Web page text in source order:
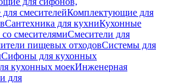
смесителейКомплектующие для
Сантехника для кухниКухонные
смесителямиСмесители для
пищевых отходовСистемы для
Сифоны для кухонных
кухонных моекИнженерная
для